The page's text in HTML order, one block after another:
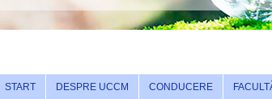
START DESPRE UCCM CONDUCERE